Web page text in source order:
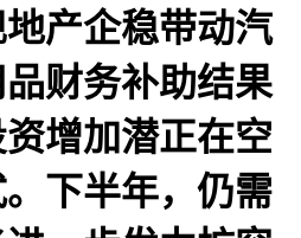
产企稳带动汽
财务补助结果
增加潜正在空
下半年，仍需